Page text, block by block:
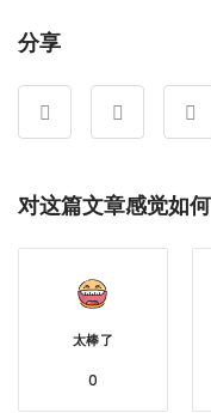
分享
对这篇文章感觉如
太棒了
0